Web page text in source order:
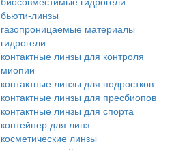
бьюти-линзы
газопроницаемые материалы
гидрогели
контактные линзы для контроля
миопии
контактные линзы для подростков
контактные линзы для пресбиопов
контактные линзы для спорта
контейнер для линз
косметические линзы